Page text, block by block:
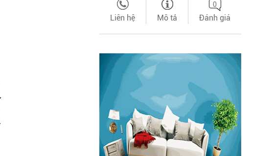
Liên hệ Mô tả
0
Đánh giá